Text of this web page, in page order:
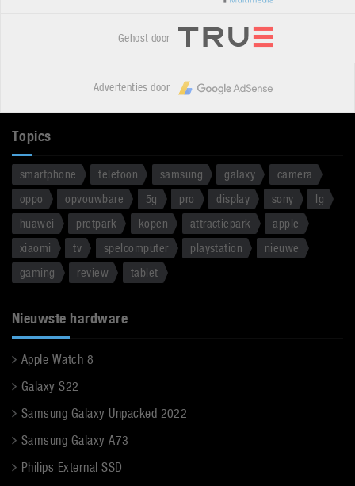
Gehost door
Advertenties door
Topics
smartphone telefoon samsung galaxy
camera
oppo
opvouwbare 5g pro display sony
lg
huawei
pretpark kopen attractiepark
apple
xiaomi
tv spelcomputer playstation
nieuwe
gaming
review tablet
Nieuwste hardware
Apple Watch 8
Galaxy S22
Samsung Galaxy Unpacked 2022
Samsung Galaxy A73
Philips External SSD